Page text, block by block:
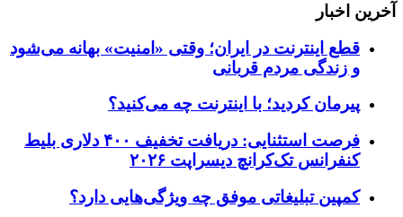
آخرین اخبار
قطع اینترنت در ایران؛ وقتی «امنیت» بهانه می‌شود
و زندگی مردم قربانی
پیرمان کردید؛ با اینترنت چه می‌کنید؟
فرصت استثنایی: دریافت تخفیف ۴۰۰ دلاری بلیط
کنفرانس تک‌کرانچ دیسراپت ۲۰۲۶
کمپین تبلیغاتی موفق چه ویژگی‌هایی دارد؟